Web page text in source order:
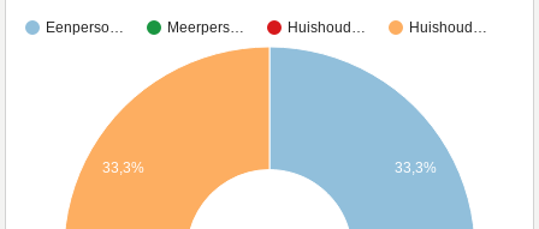
Eenperso… Meerpers… Huishoud… Huishoud…
33,3%
33,3%